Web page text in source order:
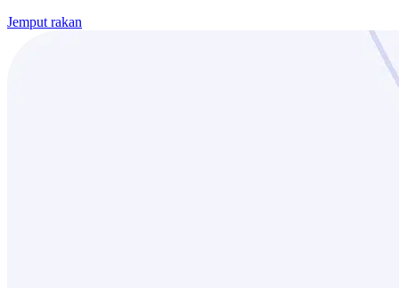
Jemput rakan